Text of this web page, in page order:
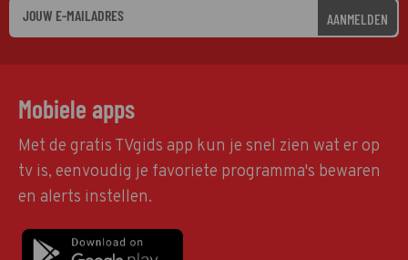
AANMELDEN
Mobiele apps
Met de gratis TVgids app kun je snel zien wat er op
tv is, eenvoudig je favoriete programma's bewaren
en alerts instellen.